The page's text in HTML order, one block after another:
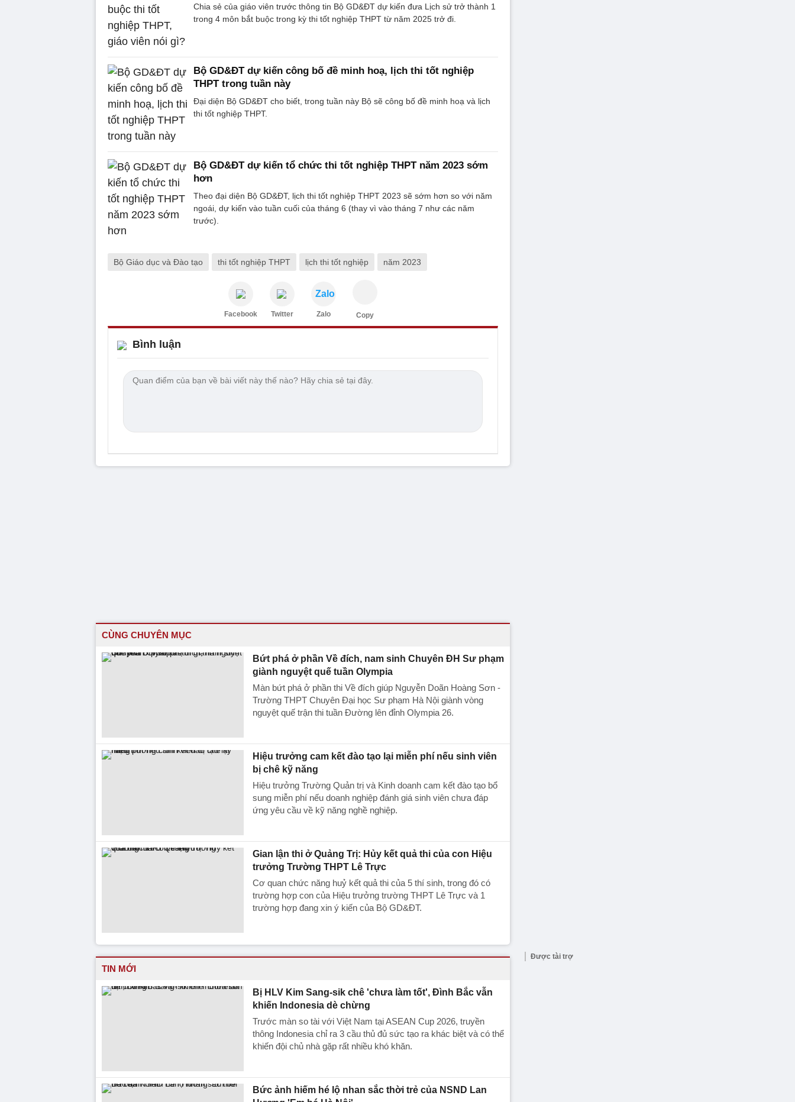
Chia sẻ của giáo viên trước thông tin Bộ GD&ĐT dự kiến đưa Lịch sử trở thành 1
trong 4 môn bắt buộc trong kỳ thi tốt nghiệp THPT từ năm 2025 trở đi.
Bộ GD&ĐT dự kiến công bố đề minh hoạ, lịch thi tốt nghiệp
THPT trong tuần này
Đại diện Bộ GD&ĐT cho biết, trong tuần này Bộ sẽ công bố đề minh hoạ và lịch
thi tốt nghiệp THPT.
Bộ GD&ĐT dự kiến tổ chức thi tốt nghiệp THPT năm 2023 sớm
hơn
Theo đại diện Bộ GD&ĐT, lịch thi tốt nghiệp THPT 2023 sẽ sớm hơn so với năm
ngoái, dự kiến vào tuần cuối của tháng 6 (thay vì vào tháng 7 như các năm
trước).
Bộ Giáo dục và Đào tạo thi tốt nghiệp THPT lịch thi tốt nghiệp năm 2023
Facebook Twitter
Zalo
Zalo Copy
Bình luận
CÙNG CHUYÊN MỤC
Bứt phá ở phần Về đích, nam sinh Chuyên ĐH Sư phạm
giành nguyệt quế tuần Olympia
Màn bứt phá ở phần thi Về đích giúp Nguyễn Doãn Hoàng Sơn -
Trường THPT Chuyên Đại học Sư phạm Hà Nội giành vòng
nguyệt quế trận thi tuần Đường lên đỉnh Olympia 26.
Hiệu trưởng cam kết đào tạo lại miễn phí nếu sinh viên
bị chê kỹ năng
Hiệu trưởng Trường Quản trị và Kinh doanh cam kết đào tạo bổ
sung miễn phí nếu doanh nghiệp đánh giá sinh viên chưa đáp
ứng yêu cầu về kỹ năng nghề nghiệp.
Gian lận thi ở Quảng Trị: Hủy kết quả thi của con Hiệu
trưởng Trường THPT Lê Trực
Cơ quan chức năng huỷ kết quả thi của 5 thí sinh, trong đó có
trường hợp con của Hiệu trưởng trường THPT Lê Trực và 1
trường hợp đang xin ý kiến của Bộ GD&ĐT.
TIN MỚI
Bị HLV Kim Sang-sik chê 'chưa làm tốt', Đình Bắc vẫn
khiến Indonesia dè chừng
Trước màn so tài với Việt Nam tại ASEAN Cup 2026, truyền
thông Indonesia chỉ ra 3 cầu thủ đủ sức tạo ra khác biệt và có thể
khiến đội chủ nhà gặp rất nhiều khó khăn.
Bức ảnh hiếm hé lộ nhan sắc thời trẻ của NSND Lan
Được tài trợ